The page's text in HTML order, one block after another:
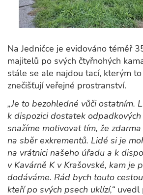
Na Jedničce je evidováno téměř
majitelů po svých čtyřnohých
stále se ale najdou tací, kterým
znečišťují veřejné prostranství.
„Je to bezohledné vůči ostatním.
k dispozici dostatek
snažíme motivovat tím, že
na sběr exkrementů. Lidé si je
na vrátnici našeho úřadu a k
v Kavárně K v Krašovské, kam je
dodáváme. Rád bych touto
kteří po svých psech uklízí,“ uvedl